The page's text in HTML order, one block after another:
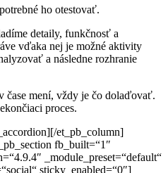
ho otestovať.
detaily, funkčnosť a
vďaka nej je možné aktivity
a následne rozhranie
čase mení, vždy je čo dolaďovať.
proces.
et_pb_column]
fb_built=“1″
_module_preset=“default“
sticky_enabled=“0″]